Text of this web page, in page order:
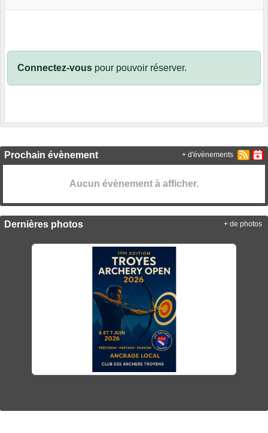
Connectez-vous pour pouvoir réserver.
Prochain évènement
Aucun évènement à afficher.
+ d'évènements
Dernières photos + de photos